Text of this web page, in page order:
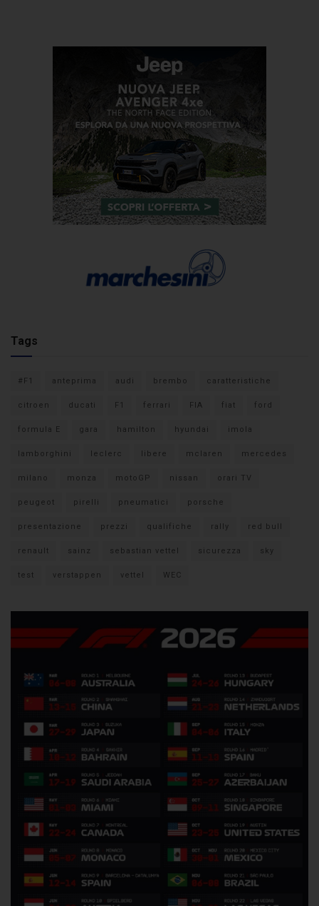
Tags
#F1 anteprima audi brembo caratteristiche
citroen ducati F1 ferrari FIA fiat ford
formula E gara hamilton hyundai imola
lamborghini leclerc libere mclaren mercedes
milano monza motoGP nissan orari TV
peugeot pirelli pneumatici porsche
presentazione prezzi qualifiche rally red bull
renault sainz sebastian vettel sicurezza sky
test verstappen vettel WEC